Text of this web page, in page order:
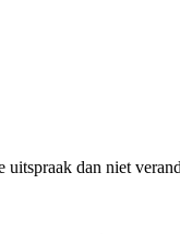
dan niet